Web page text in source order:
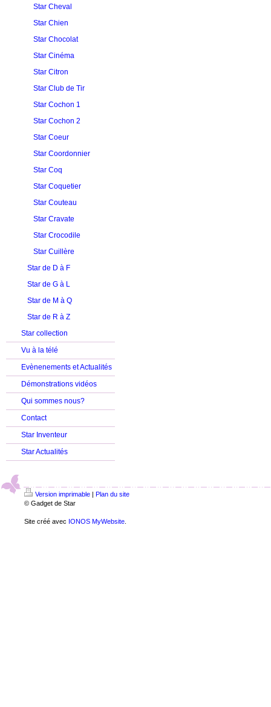
Star Cheval
Star Chien
Star Chocolat
Star Cinéma
Star Citron
Star Club de Tir
Star Cochon 1
Star Cochon 2
Star Coeur
Star Coordonnier
Star Coq
Star Coquetier
Star Couteau
Star Cravate
Star Crocodile
Star Cuillère
Star de D à F
Star de G à L
Star de M à Q
Star de R à Z
Star collection
Vu à la télé
Evènenements et Actualités
Démonstrations vidéos
Qui sommes nous?
Contact
Star Inventeur
Star Actualités
Version imprimable | Plan du site
© Gadget de Star
Site créé avec IONOS MyWebsite